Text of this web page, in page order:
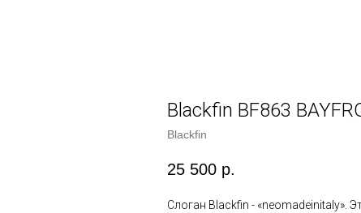
Blackfin BF863
Blackfin
25 500 р.
Слоган Blackfin - «neomadeinitaly».